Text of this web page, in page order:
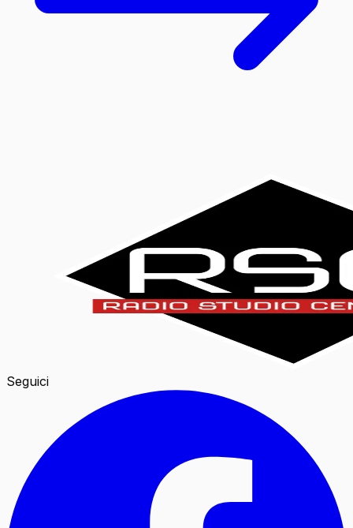
Seguici